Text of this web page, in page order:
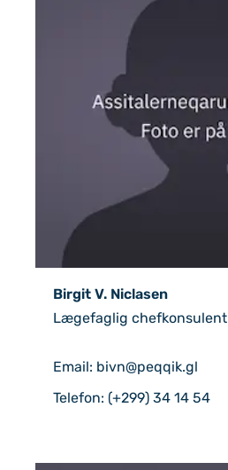
Birgit V. Niclasen
Lægefaglig chefkonsulent
Email: bivn@peqqik.gl
Telefon: (+299) 34 14 54